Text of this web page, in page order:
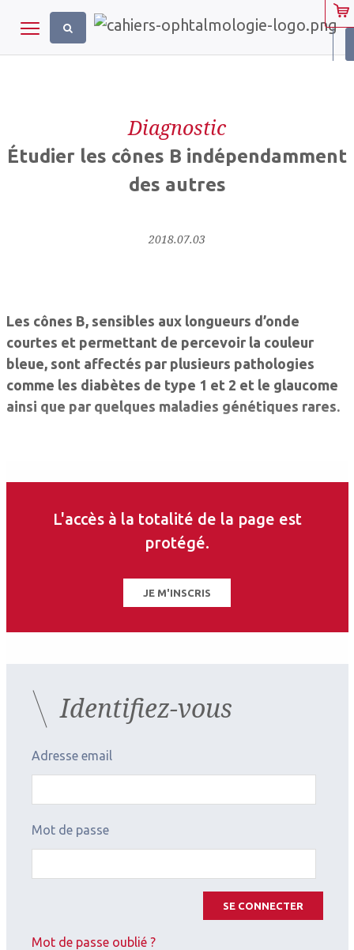
Toggle navigation
Diagnostic
Étudier les cônes B indépendamment
des autres
2018.07.03
Les cônes B, sensibles aux longueurs d’onde
courtes et permettant de percevoir la couleur
bleue, sont affectés par plusieurs pathologies
comme les diabètes de type 1 et 2 et le glaucome
ainsi que par quelques maladies génétiques rares.
L'accès à la totalité de la page est
protégé.
JE M'INSCRIS
Identifiez-vous
Adresse email
Mot de passe
SE CONNECTER
Mot de passe oublié ?
Panneau de gestion des cookies